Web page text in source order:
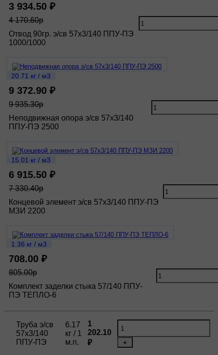
3 934.50 ₽
4 170.60р
Отвод 90гр. э/св 57х3/140 ППУ-ПЭ
1000/1000
20.71 кг / м3
9 372.90 ₽
9 935.30р
Неподвижная опора э/св 57х3/140
ППУ-ПЭ 2500
15.01 кг / м3
6 915.50 ₽
7 330.40р
Концевой элемент э/св 57х3/140 ППУ-ПЭ
МЗИ 2200
1.36 кг / м3
708.00 ₽
805.00р
Комплект заделки стыка 57/140 ППУ-
ПЭ ТЕПЛО-6
Труба э/св
57х3/140
ППУ-ПЭ
6.17
кг / 1
м.п.
1
202.10
₽
+